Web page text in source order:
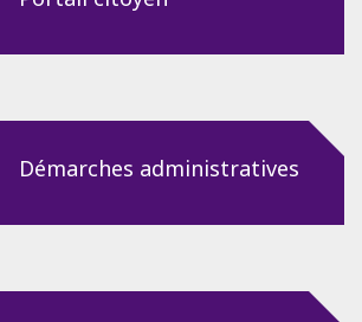
Démarches administratives